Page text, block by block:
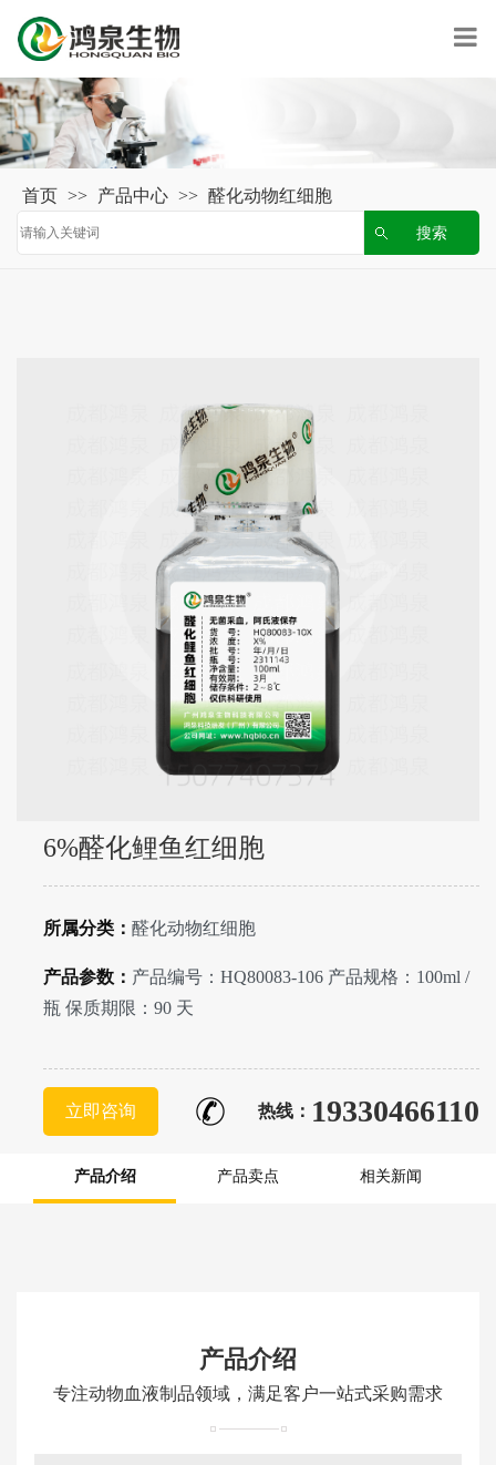
首页 >> 产品中心 >> 醛化动物红细胞
6%醛化鲤鱼红细胞
所属分类： 醛化动物红细胞
产品参数： 产品编号：HQ80083-106 产品规格：100ml /
瓶 保质期限：90 天
立即咨询 热线： 19330466110
产品介绍 产品卖点 相关新闻
产品介绍
专注动物血液制品领域，满足客户一站式采购需求